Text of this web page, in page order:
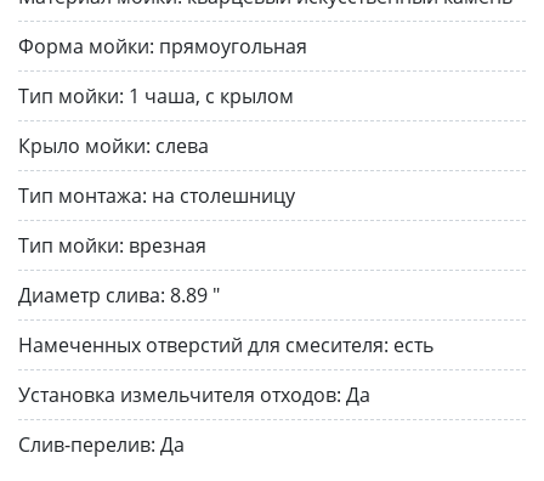
Форма мойки: прямоугольная
Тип мойки: 1 чаша, с крылом
Крыло мойки: слева
Тип монтажа: на столешницу
Тип мойки: врезная
Диаметр слива: 8.89 "
Намеченных отверстий для смесителя: есть
Установка измельчителя отходов: Да
Слив-перелив: Да